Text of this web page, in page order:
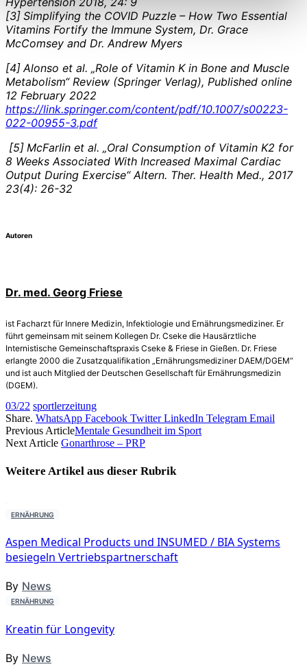
[3] Simplifying the COVID Puzzle – How Two Essential
Vitamins Fortify the Immune System, Dr. Grace
McComsey and Dr. Andrew Myers
[4] Alonso et al. „Role of Vitamin K in Bone and Muscle
Metabolism“ Review (Springer Verlag), Published online
12 February 2022
https://link.springer.com/content/pdf/10.1007/s00223-
022-00955-3.pdf
[5] McFarlin et al. „Oral Consumption of Vitamin K2 for
8 Weeks Associated With Increased Maximal Cardiac
Output During Exercise“ Altern. Ther. Health Med., 2017
23(4): 26-32
Autoren
Dr. med. Georg Friese
ist Facharzt für Innere Medizin, Infektiologie und Ernährungs­mediziner. Er
führt gemeinsam mit seinem Kollegen Dr. Cseke die Hausärztliche
Internistische Gemeinschaftspraxis Cseke & Friese in Gießen. Dr. Friese
erlangte 2000 die Zusatzqualifikation „Ernährungsmediziner DAEM/DGEM“
und ist auch Mitglied der Deutschen Gesellschaft für Ernährungsmedizin
(DGEM).
03/22 sportlerzeitung
Share. WhatsApp Facebook Twitter LinkedIn Telegram Email
Previous ArticleMentale Gesundheit im Sport
Next Article Gonarthrose – PRP
Weitere Artikel aus dieser Rubrik
ERNÄHRUNG
Aspen Medical Products und INSUMED / BIA Systems
besiegeln Vertriebspartnerschaft
By News
ERNÄHRUNG
Kreatin für Longevity
By News